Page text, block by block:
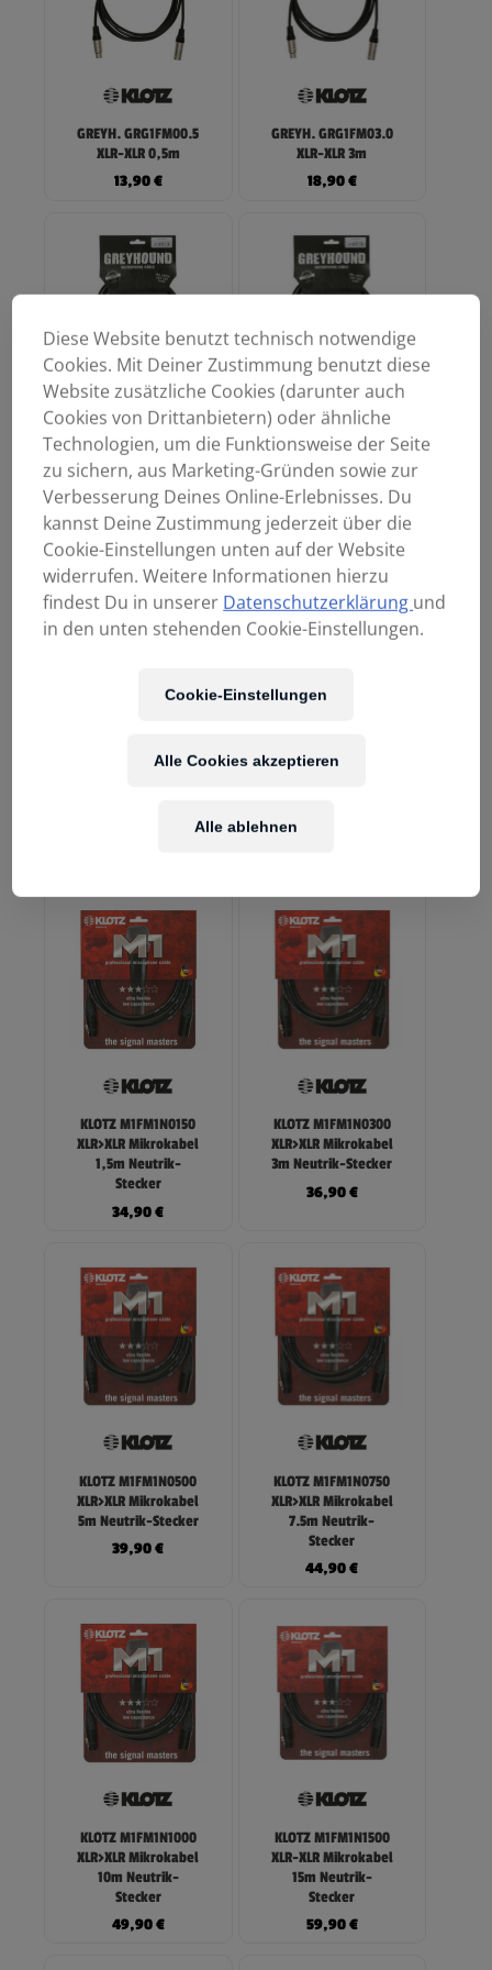
GREYH. GRG1FM00.5
XLR-XLR 0,5m
13,90€
GREYH. GRG1FM03.0
XLR-XLR 3m
18,90€
GREYH. GRG1FM05.0
XLR-XLR 5m
21,90€
GREYH. GRG1FM10.0
XLR-XLR 10m
29,90€
KLOTZ M1FM1N0050
KLOTZ M1FM1N0100
KLOTZ M1FM1N0150
XLR>XLR Mikrokabel
1,5m Neutrik-
Stecker
34,90€
KLOTZ M1FM1N0300
XLR>XLR Mikrokabel
3m Neutrik-Stecker
36,90€
KLOTZ M1FM1N0500
XLR>XLR Mikrokabel
5m Neutrik-Stecker
39,90€
KLOTZ M1FM1N0750
XLR>XLR Mikrokabel
7.5m Neutrik-
Stecker
44,90€
KLOTZ M1FM1N1000
XLR>XLR Mikrokabel
10m Neutrik-
Stecker
49,90€
KLOTZ M1FM1N1500
XLR-XLR Mikrokabel
15m Neutrik-
Stecker
59,90€
Diese Website benutzt technisch notwendige
Cookies. Mit Deiner Zustimmung benutzt diese
Website zusätzliche Cookies (darunter auch
Cookies von Drittanbietern) oder ähnliche
Technologien, um die Funktionsweise der Seite
zu sichern, aus Marketing-Gründen sowie zur
Verbesserung Deines Online-Erlebnisses. Du
kannst Deine Zustimmung jederzeit über die
Cookie-Einstellungen unten auf der Website
widerrufen. Weitere Informationen hierzu
findest Du in unserer Datenschutzerklärung und
in den unten stehenden Cookie-Einstellungen.
Cookie-Einstellungen
Alle ablehnen
Alle Cookies akzeptieren